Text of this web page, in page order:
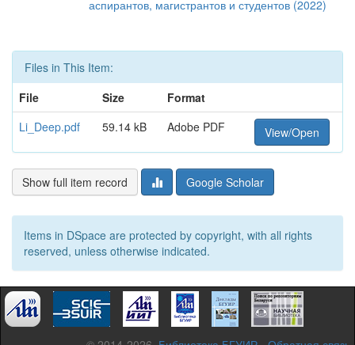
аспирантов, магистрантов и студентов (2022)
Files in This Item:
File
Size
Format
Li_Deep.pdf
59.14 kB Adobe PDF View/Open
Show full item record Google Scholar
Items in DSpace are protected by copyright, with all rights
reserved, unless otherwise indicated.